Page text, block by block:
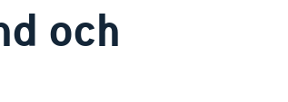
och